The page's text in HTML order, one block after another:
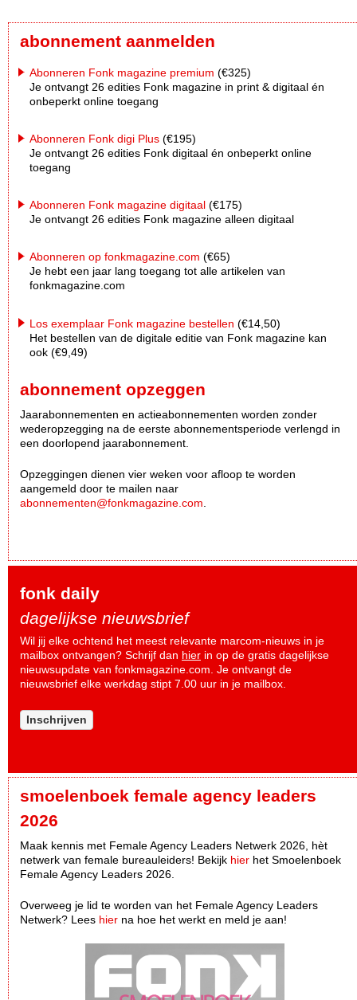
abonnement aanmelden
Abonneren Fonk magazine premium (€325)
Je ontvangt 26 edities Fonk magazine in print & digitaal én
onbeperkt online toegang
Abonneren Fonk digi Plus (€195)
Je ontvangt 26 edities Fonk digitaal én onbeperkt online
toegang
Abonneren Fonk magazine digitaal (€175)
Je ontvangt 26 edities Fonk magazine alleen digitaal
Abonneren op fonkmagazine.com (€65)
Je hebt een jaar lang toegang tot alle artikelen van
fonkmagazine.com
Los exemplaar Fonk magazine bestellen (€14,50)
Het bestellen van de digitale editie van Fonk magazine kan
ook (€9,49)
abonnement opzeggen
Jaarabonnementen en actieabonnementen worden zonder
wederopzegging na de eerste abonnementsperiode verlengd in
een doorlopend jaarabonnement.
Opzeggingen dienen vier weken voor afloop te worden
aangemeld door te mailen naar
abonnementen@fonkmagazine.com
fonk daily
dagelijkse nieuwsbrief
Wil jij elke ochtend het meest relevante marcom-nieuws in je
mailbox ontvangen? Schrijf dan hier in op de gratis dagelijkse
nieuwsupdate van fonkmagazine.com. Je ontvangt de
nieuwsbrief elke werkdag stipt 7.00 uur in je mailbox.
Inschrijven
smoelenboek female agency leaders
2026
Maak kennis met Female Agency Leaders Netwerk 2026, hèt
netwerk van female bureauleiders! Bekijk hier het Smoelenboek
Female Agency Leaders 2026.
Overweeg je lid te worden van het Female Agency Leaders
Netwerk? Lees hier na hoe het werkt en meld je aan!